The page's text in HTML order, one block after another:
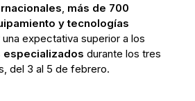
, más de 700
y tecnologías
una expectativa superior a los
especializados durante los tres
del 3 al 5 de febrero.